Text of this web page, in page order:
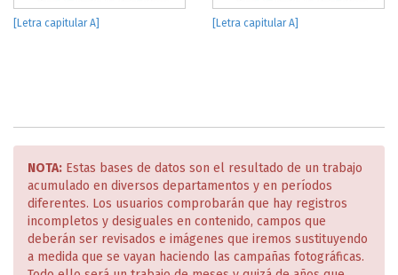
[Letra capitular A] [Letra capitular A]
NOTA: Estas bases de datos son el resultado de un trabajo
acumulado en diversos departamentos y en períodos
diferentes. Los usuarios comprobarán que hay registros
incompletos y desiguales en contenido, campos que
deberán ser revisados e imágenes que iremos sustituyendo
a medida que se vayan haciendo las campañas fotográficas.